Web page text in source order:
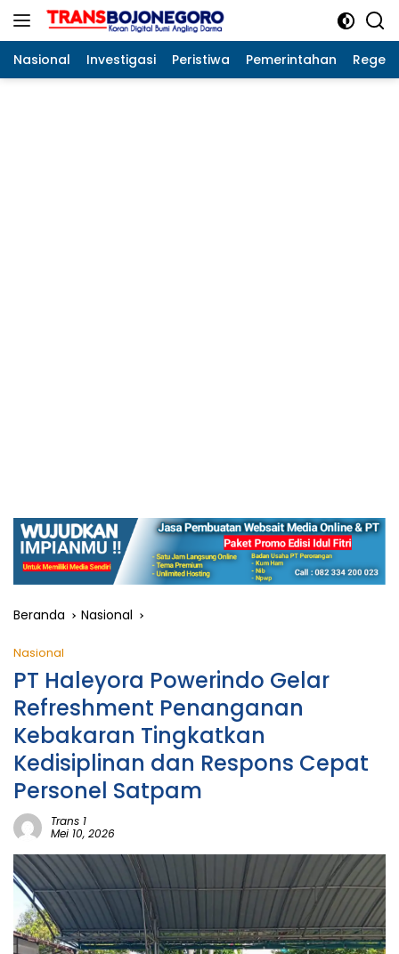
Langsung
Nasional Investigasi Peristiwa Pemerintahan
Beranda Nasional
Nasional
PT Haleyora Powerindo Gelar
Refreshment Penanganan
Kebakaran Tingkatkan
Kedisiplinan dan Respons Cepat
Personel Satpam
Trans 1
Mei 10, 2026